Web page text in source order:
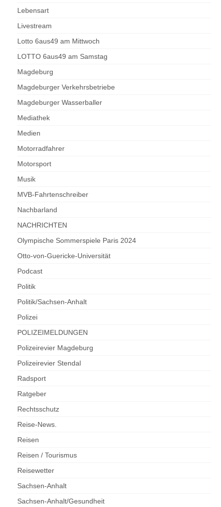
Lebensart
Livestream
Lotto 6aus49 am Mittwoch
LOTTO 6aus49 am Samstag
Magdeburg
Magdeburger Verkehrsbetriebe
Magdeburger Wasserballer
Mediathek
Medien
Motorradfahrer
Motorsport
Musik
MVB-Fahrtenschreiber
Nachbarland
NACHRICHTEN
Olympische Sommerspiele Paris 2024
Otto-von-Guericke-Universität
Podcast
Politik
Politik/Sachsen-Anhalt
Polizei
POLIZEIMELDUNGEN
Polizeirevier Magdeburg
Polizeirevier Stendal
Radsport
Ratgeber
Rechtsschutz
Reise-News.
Reisen
Reisen / Tourismus
Reisewetter
Sachsen-Anhalt
Sachsen-Anhalt/Gesundheit